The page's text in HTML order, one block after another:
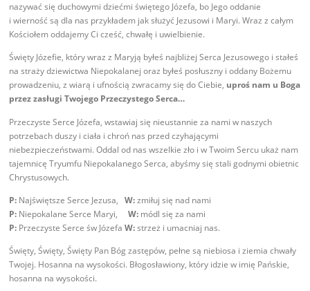
nazywać się duchowymi dziećmi świętego Józefa, bo Jego oddanie
i wierność są dla nas przykładem jak służyć Jezusowi i Maryi. Wraz z całym
Kościołem oddajemy Ci cześć, chwałę i uwielbienie.
Święty Józefie, który wraz z Maryją byłeś najbliżej Serca Jezusowego i stałeś
na straży dziewictwa Niepokalanej oraz byłeś posłuszny i oddany Bożemu
prowadzeniu, z wiarą i ufnością zwracamy się do Ciebie, uproś nam u Boga
przez zasługi Twojego Przeczystego Serca…
Przeczyste Serce Józefa, wstawiaj się nieustannie za nami w naszych
potrzebach duszy i ciała i chroń nas przed czyhającymi
niebezpieczeństwami. Oddal od nas wszelkie zło i w Twoim Sercu ukaż nam
tajemnicę Tryumfu Niepokalanego Serca, abyśmy się stali godnymi obietnic
Chrystusowych.
P: Najświętsze Serce Jezusa,W:zmiłuj się nad nami
P: Niepokalane Serce Maryi, W: módl się za nami
P: Przeczyste Serce św JózefaW:strzeż i umacniaj nas.
Święty, Święty, Święty Pan Bóg zastępów, pełne są niebiosa i ziemia chwały
Twojej. Hosanna na wysokości. Błogosławiony, który idzie w imię Pańskie,
hosanna na wysokości.